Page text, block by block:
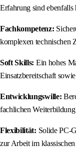
Erfahrung sind
Fachkompetenz:
komplexen technischen
Soft Skills: Ein hohes
Einsatzbereitschaft
Entwicklungswille:
fachlichen Weiterbildung
Flexibilität: Solide PC-
zur Arbeit im